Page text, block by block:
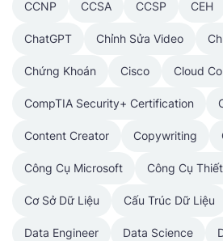
CCNP CCSA CCSP CEH
ChatGPT Chỉnh Sửa Video
Chứng Khoán Cisco Cloud
CompTIA Security+ Certification
Content Creator Copywriting
Công Cụ Microsoft Công Cụ
Cơ Sở Dữ Liệu Cấu Trúc Dữ Liệu
Data Engineer Data Science